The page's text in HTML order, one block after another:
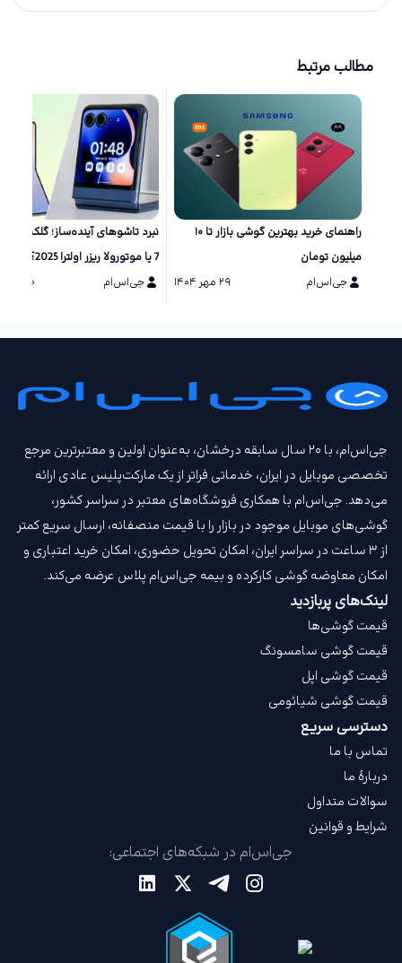
مطالب مرتبط
راهنمای خرید بهترین گوشی بازار تا ۱۰
میلیون تومان
جی‌اس‌ام
۲۹ مهر ۱۴۰۴
نبرد تاشو‌های آینده‌ساز؛ گلکسی زد
7 یا موتورولا ریزر اولترا 2025؟
جی‌اس‌ام
۲۰ مرداد ۱۴۰۴
جی‌اس‌ام، با ۲۰ سال سابقه درخشان، به‌عنوان اولین و معتبرترین مرجع
تخصصی موبایل در ایران، خدماتی فراتر از یک مارکت‌پلیس عادی ارائه
می‌دهد. جی‌اس‌ام با همکاری فروشگاه‌های معتبر در سراسر کشور،
گوشی‌های موبایل موجود در بازار را با قیمت‌ منصفانه، ارسال سریع کمتر
از ۳ ساعت در سراسر ایران، امکان تحویل حضوری، امکان خرید اعتباری و
امکان معاوضه گوشی کارکرده و بیمه جی‌اس‌ام‌ پلاس عرضه می‌کند.
لینک‌های پربازدید
قیمت گوشی‌ها
قیمت گوشی سامسونگ
قیمت گوشی اپل
قیمت گوشی شیائومی
دسترسی سریع
تماس با ما
دربارهٔ ما
سوالات متداول
شرایط و قوانین
جی‌اس‌ام در شبکه‌های اجتماعی: